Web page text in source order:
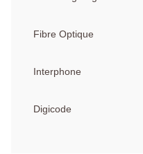
Fibre Optique
Interphone
Digicode